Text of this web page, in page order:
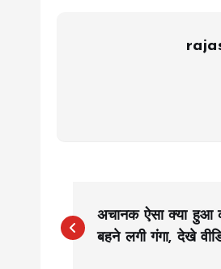
o
अचानक ऐसा क्या हुआ
बहने लगी गंगा, देखे